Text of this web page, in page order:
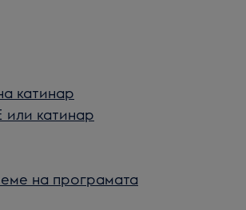
катинар
или катинар
на програмата